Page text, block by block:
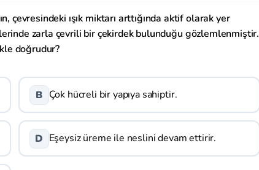
çevresindeki ışık miktarı arttığında aktif olarak yer
zarla çevrili bir çekirdek bulunduğu gözlemlenmiştir.
doğrudur?
B Çok hücreli bir yapıya sahiptir.
D Eşeysiz üreme ile neslini devam ettirir.